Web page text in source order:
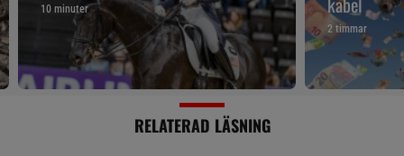
10 minuter
2 timmar
RELATERAD LÄSNING